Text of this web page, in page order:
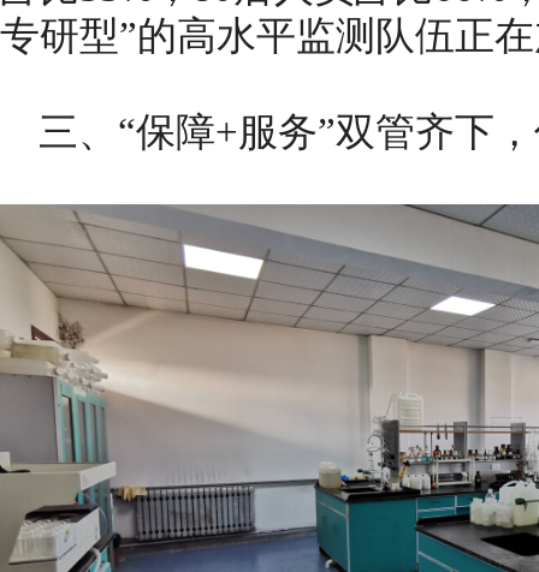
专研型”的高水平监测队伍正
三、“保障+服务”双管齐下